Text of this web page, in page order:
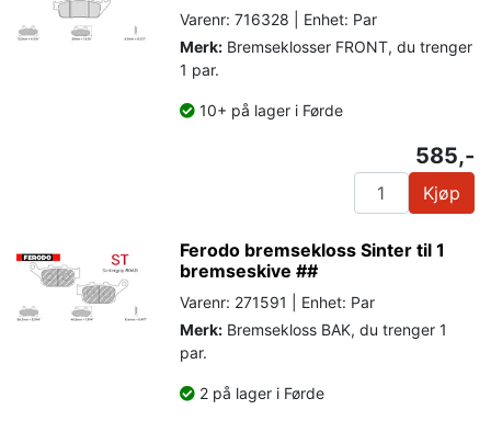
Varenr: 716328 | Enhet: Par
Merk: Bremseklosser FRONT, du trenger
1 par.
10+ på lager i Førde
585,-
Kjøp
Ferodo bremsekloss Sinter til 1
bremseskive ##
Varenr: 271591 | Enhet: Par
Merk: Bremsekloss BAK, du trenger 1
par.
2 på lager i Førde